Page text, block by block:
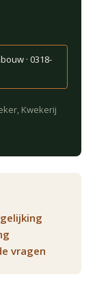
· 0318-
Kwekerij
vragen